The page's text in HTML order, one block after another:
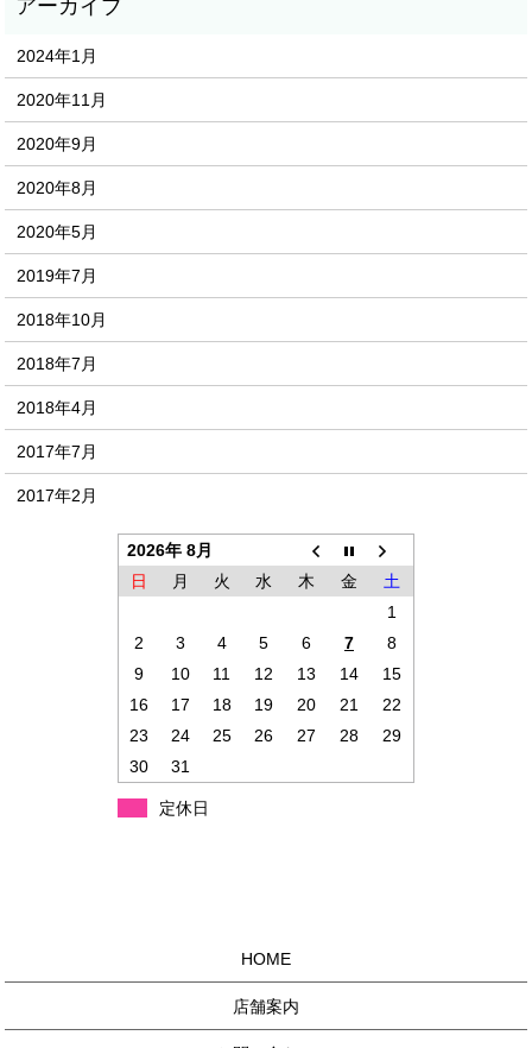
2024年1月
2020年11月
2020年9月
2020年8月
2020年5月
2019年7月
2018年10月
2018年7月
2018年4月
2017年7月
2017年2月
2026年 8月
日
月 火 水 木 金
土
1
2
3 4 5 6 7
8
9
10 11 12 13 14
15
16
17 18 19 20 21
22
23
24 25 26 27 28
29
30
31
定休日
HOME
店舗案内